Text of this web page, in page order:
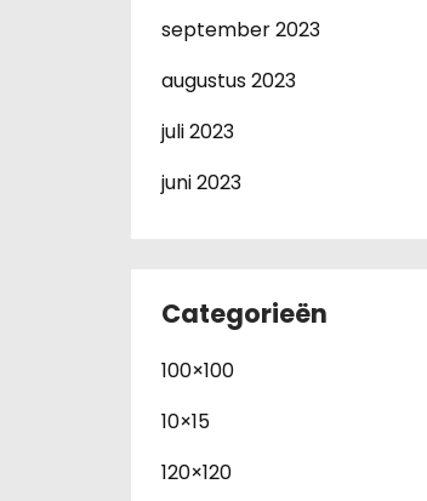
september 2023
augustus 2023
juli 2023
juni 2023
Categorieën
100×100
10×15
120×120